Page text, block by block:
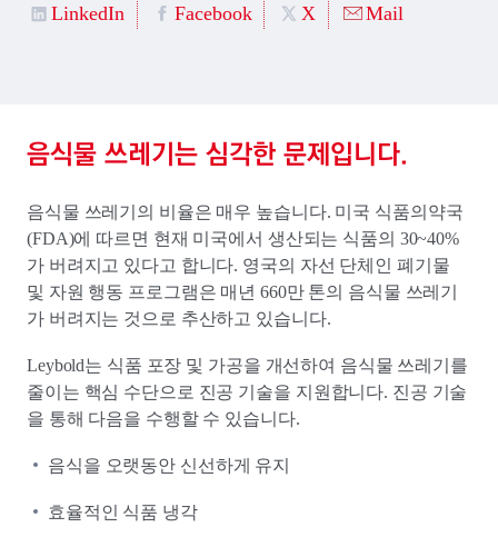
LinkedIn Facebook X Mail
음식물 쓰레기는 심각한 문제입니다.
음식물 쓰레기의 비율은 매우 높습니다. 미국 식품의약국
(FDA)에 따르면 현재 미국에서 생산되는 식품의 30~40%
가 버려지고 있다고 합니다. 영국의 자선 단체인 폐기물
및 자원 행동 프로그램은 매년 660만 톤의 음식물 쓰레기
가 버려지는 것으로 추산하고 있습니다.
Leybold는 식품 포장 및 가공을 개선하여 음식물 쓰레기를
줄이는 핵심 수단으로 진공 기술을 지원합니다. 진공 기술
을 통해 다음을 수행할 수 있습니다.
음식을 오랫동안 신선하게 유지
효율적인 식품 냉각